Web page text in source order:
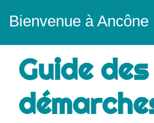
Bienvenue à Ancône
Guide des